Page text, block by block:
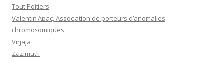
Tout Poitiers
Valentin Apac, Association de porteurs d’anomalies
chromosomiques
Virjaja
Zazimuth